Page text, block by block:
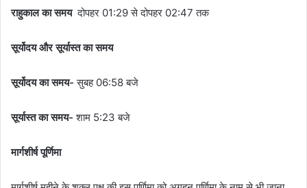
राहुकाल का समयदोपहर 01:29 से दोपहर 02:47 तक
सूर्योदय और सूर्यास्त का समय
सूर्योदय का समय- सुबह 06:58 बजे
सूर्यास्त का समय- शाम 5:23 बजे
मार्गशीर्ष पूर्णिमा